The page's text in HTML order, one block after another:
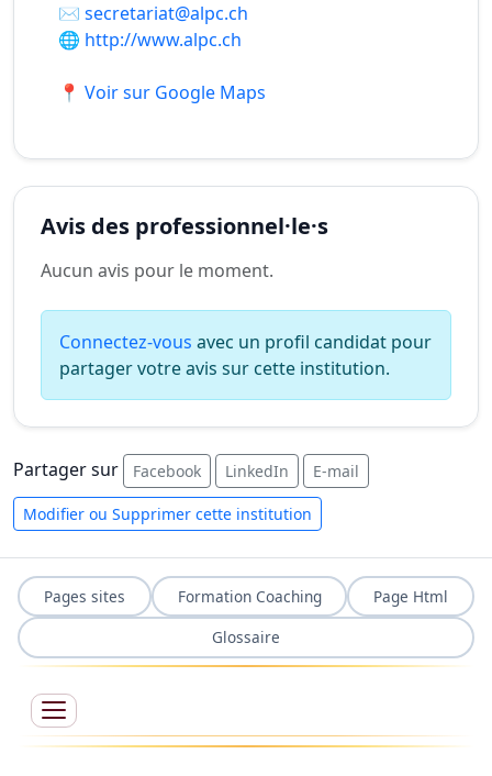
✉️ secretariat@alpc.ch
🌐 http://www.alpc.ch
📍 Voir sur Google Maps
Avis des professionnel·le·s
Aucun avis pour le moment.
Connectez-vous avec un profil candidat pour
partager votre avis sur cette institution.
Partager sur Facebook LinkedIn E-mail
Modifier ou Supprimer cette institution
Pages sites Formation Coaching
Page Html
Glossaire